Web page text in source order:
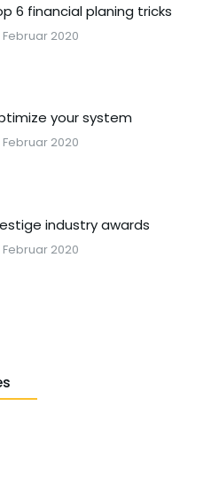
6 financial planing tricks
Februar 2020
your system
Februar 2020
industry awards
Februar 2020